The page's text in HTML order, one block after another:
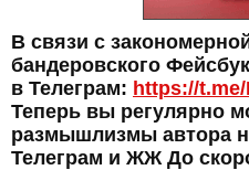
В связи с
бандеровского
в Телеграм: https://t.me/
Теперь вы регулярно
размышлизмы автора
Телеграм и ЖЖ До